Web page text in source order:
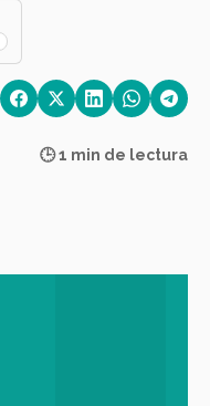
🕒 1 min de lectura